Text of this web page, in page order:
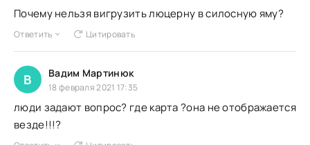
Почему нельзя вигрузить люцерну в силосную яму?
Ответить Цитировать
В Вадим Мартинюк
18 февраля 2021 17:35
люди задают вопрос? где карта ?она не отображается
везде!!!?